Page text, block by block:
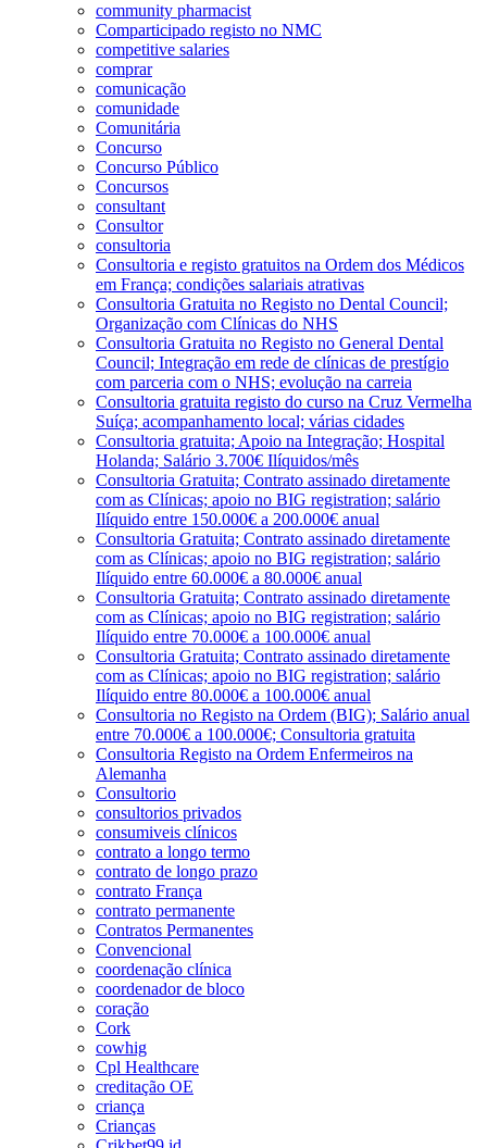
community pharmacist
Comparticipado registo no NMC
competitive salaries
comprar
comunicação
comunidade
Comunitária
Concurso
Concurso Público
Concursos
consultant
Consultor
consultoria
Consultoria e registo gratuitos na Ordem dos Médicos
em França; condições salariais atrativas
Consultoria Gratuita no Registo no Dental Council;
Organização com Clínicas do NHS
Consultoria Gratuita no Registo no General Dental
Council; Integração em rede de clínicas de prestígio
com parceria com o NHS; evolução na carreia
Consultoria gratuita registo do curso na Cruz Vermelha
Suíça; acompanhamento local; várias cidades
Consultoria gratuita; Apoio na Integração; Hospital
Holanda; Salário 3.700€ Ilíquidos/mês
Consultoria Gratuita; Contrato assinado diretamente
com as Clínicas; apoio no BIG registration; salário
Ilíquido entre 150.000€ a 200.000€ anual
Consultoria Gratuita; Contrato assinado diretamente
com as Clínicas; apoio no BIG registration; salário
Ilíquido entre 60.000€ a 80.000€ anual
Consultoria Gratuita; Contrato assinado diretamente
com as Clínicas; apoio no BIG registration; salário
Ilíquido entre 70.000€ a 100.000€ anual
Consultoria Gratuita; Contrato assinado diretamente
com as Clínicas; apoio no BIG registration; salário
Ilíquido entre 80.000€ a 100.000€ anual
Consultoria no Registo na Ordem (BIG); Salário anual
entre 70.000€ a 100.000€; Consultoria gratuita
Consultoria Registo na Ordem Enfermeiros na
Alemanha
Consultorio
consultorios privados
consumiveis clínicos
contrato a longo termo
contrato de longo prazo
contrato França
contrato permanente
Contratos Permanentes
Convencional
coordenação clínica
coordenador de bloco
coração
Cork
cowhig
Cpl Healthcare
creditação OE
criança
Crianças